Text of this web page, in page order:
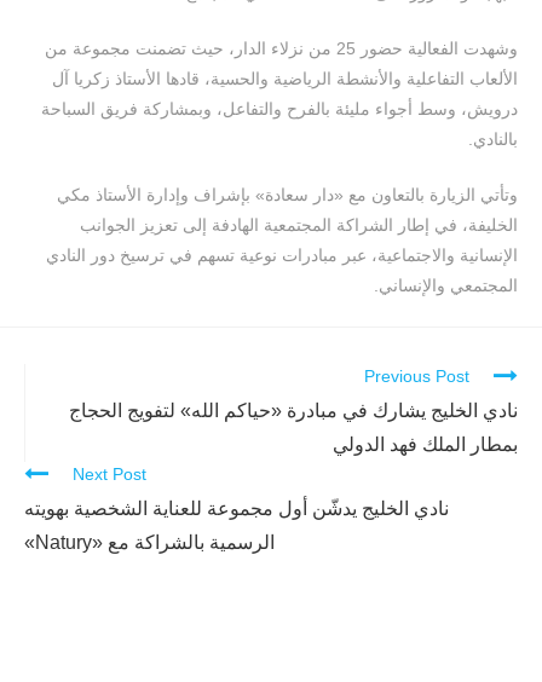
وشهدت الفعالية حضور 25 من نزلاء الدار، حيث تضمنت مجموعة من
الألعاب التفاعلية والأنشطة الرياضية والحسية، قادها الأستاذ زكريا آل
درويش، وسط أجواء مليئة بالفرح والتفاعل، وبمشاركة فريق السباحة
بالنادي.
وتأتي الزيارة بالتعاون مع «دار سعادة» بإشراف وإدارة الأستاذ مكي
الخليفة، في إطار الشراكة المجتمعية الهادفة إلى تعزيز الجوانب
الإنسانية والاجتماعية، عبر مبادرات نوعية تسهم في ترسيخ دور النادي
المجتمعي والإنساني.
Continue
Reading
Previous Post
نادي الخليج يشارك في مبادرة «حياكم الله» لتفويج الحجاج
بمطار الملك فهد الدولي
Next Post
نادي الخليج يدشّن أول مجموعة للعناية الشخصية بهويته
الرسمية بالشراكة مع «Natury»